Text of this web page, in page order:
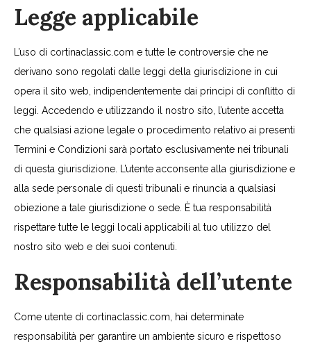
Legge applicabile
L’uso di cortinaclassic.com e tutte le controversie che ne
derivano sono regolati dalle leggi della giurisdizione in cui
opera il sito web, indipendentemente dai principi di conflitto di
leggi. Accedendo e utilizzando il nostro sito, l’utente accetta
che qualsiasi azione legale o procedimento relativo ai presenti
Termini e Condizioni sarà portato esclusivamente nei tribunali
di questa giurisdizione. L’utente acconsente alla giurisdizione e
alla sede personale di questi tribunali e rinuncia a qualsiasi
obiezione a tale giurisdizione o sede. È tua responsabilità
rispettare tutte le leggi locali applicabili al tuo utilizzo del
nostro sito web e dei suoi contenuti.
Responsabilità dell’utente
Come utente di cortinaclassic.com, hai determinate
responsabilità per garantire un ambiente sicuro e rispettoso